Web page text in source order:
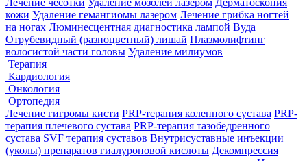
Лечение чесотки Удаление мозолей лазером Дерматоскопия
кожи Удаление гемангиомы лазером Лечение грибка ногтей
на ногах Люминесцентная диагностика лампой Вуда
Отрубевидный (разноцветный) лишай Плазмолифтинг
волосистой части головы Удаление милиумов
Терапия
Кардиология
Онкология
Ортопедия
Лечение гигромы кисти PRP-терапия коленного сустава PRP-
терапия плечевого сустава PRP-терапия тазобедренного
сустава SVF терапия суставов Внутрисуставные инъекции
(уколы) препаратов гиалуроновой кислоты Декомпрессия